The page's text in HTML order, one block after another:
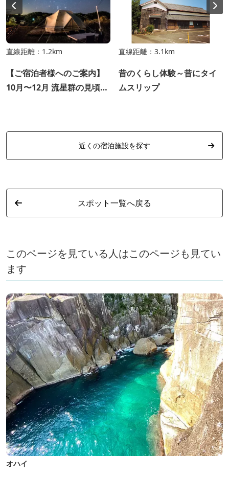
直線距離：1.2km
【ご宿泊者様へのご案内】
10月〜12月 流星群の見頃に
直線距離：3.1km
昔のくらし体験～昔にタイ
ムスリップ
近くの宿泊施設を探す
スポット一覧へ戻る
このページを見ている人はこのページも見てい
ます
オハイ